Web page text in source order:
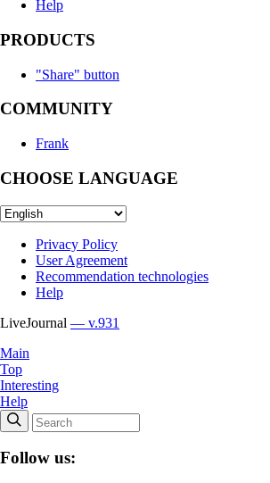
Help
PRODUCTS
"Share" button
COMMUNITY
Frank
CHOOSE LANGUAGE
Privacy Policy
User Agreement
Recommendation technologies
Help
LiveJournal — v.931
Main
Top
Interesting
Help
Follow us: